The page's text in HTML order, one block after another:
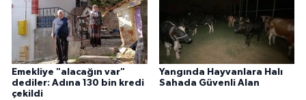
Emekliye "alacağın var"
dediler: Adına 130 bin kredi
çekildi
Yangında Hayvanlara Halı
Sahada Güvenli Alan